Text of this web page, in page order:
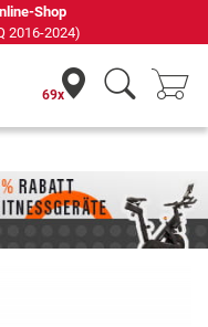
Shop
2016-2024)
69x